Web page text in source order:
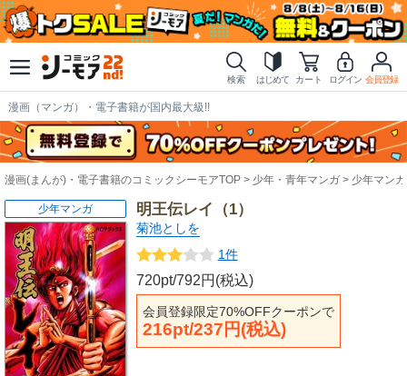
検索 はじめて カート ログイン 会員登録
漫画（マンガ）・電子書籍が国内最大級!!
漫画(まんが)・電子書籍のコミックシーモアTOP 少年・青年マンガ 少年マンガ
明王伝レイ（1）
菊池としを
1件
720pt/792円(税込)
会員登録限定70%OFFクーポンで
216pt/237円(税込)
少年マンガ